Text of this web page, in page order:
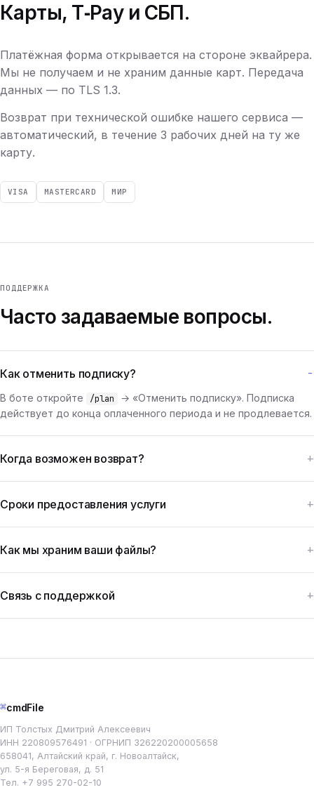
Карты, T‑Pay и СБП.
Платёжная форма открывается на стороне эквайрера.
Мы не получаем и не храним данные карт. Передача
данных — по TLS 1.3.
Возврат при технической ошибке нашего сервиса —
автоматический, в течение 3 рабочих дней на ту же
карту.
VISA MASTERCARD МИР
ПОДДЕРЖКА
Часто задаваемые вопросы.
Как отменить подписку?
В боте откройте /plan
→ «Отменить подписку». Подписка
действует до конца оплаченного периода и не продлевается.
Когда возможен возврат?
Сроки предоставления услуги
Как мы храним ваши файлы?
Связь с поддержкой
⌘cmdFile
ИП Толстых Дмитрий Алексеевич
ИНН 220809576491 · ОГРНИП 326220200005658
658041, Алтайский край, г. Новоалтайск,
ул. 5-я Береговая, д. 51
Тел. +7 995 270-02-10